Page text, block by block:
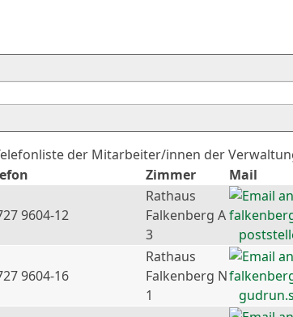
der Mitarbeiter/innen der
Zimmer
Mail
9604-12
Rathaus
Falkenberg A
3
9604-16
Rathaus
Falkenberg N
1